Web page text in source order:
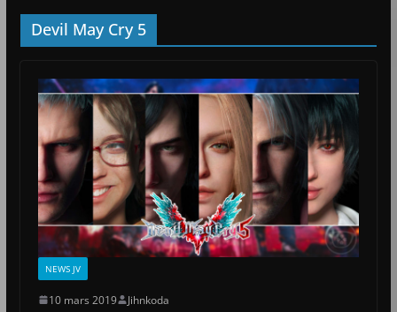
Devil May Cry 5
NEWS JV
10 mars 2019 Jihnkoda